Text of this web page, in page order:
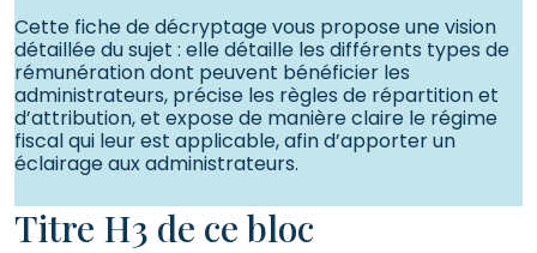
Cette fiche de décryptage vous propose une vision
détaillée du sujet : elle détaille les différents types de
rémunération dont peuvent bénéficier les
administrateurs, précise les règles de répartition et
d’attribution, et expose de manière claire le régime
fiscal qui leur est applicable, afin d’apporter un
éclairage aux administrateurs.
Titre H3 de ce bloc